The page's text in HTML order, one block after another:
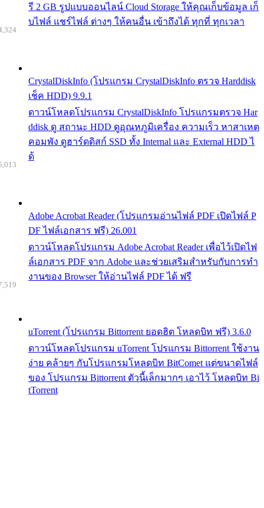
รี 2 GB รูปแบบออนไลน์ Cloud Storage ให้คุณเก็บข้อมูล เก็
บไฟล์ แชร์ไฟล์ ต่างๆ ให้คนอื่น เข้าถึงได้ ทุกที่ ทุกเวลา
CrystalDiskInfo (โปรแกรม CrystalDiskInfo ตรวจ Harddisk
เช็ค HDD) 9.9.1
ดาวน์โหลดโปรแกรม CrystalDiskInfo โปรแกรมตรวจ Har
ddisk ดู สถานะ HDD ดูอุณหภูมิเครื่อง ความเร็ว หาสาเหต
คอมพัง ดูฮาร์ดดิสก์ SSD ทั้ง Internal และ External HDD ไ
ด้
Adobe Acrobat Reader (โปรแกรมอ่านไฟล์ PDF เปิดไฟล์ P
DF ไฟล์เอกสาร ฟรี) 26.001
ดาวน์โหลดโปรแกรม Adobe Acrobat Reader เพื่อไว้เปิดไฟ
ล์เอกสาร PDF จาก Adobe และช่วยเสริมสำหรับกับการทำ
งานของ Browser ให้อ่านไฟล์ PDF ได้ ฟรี
uTorrent (โปรแกรม Bittorrent ยอดฮิต โหลดบิท ฟรี) 3.6.0
ดาวน์โหลดโปรแกรม uTorrent โปรแกรม Bittorrent ใช้งาน
ง่าย คล้ายๆ กับโปรแกรมโหลดบิท BitComet แต่ขนาดไฟล์
ของ โปรแกรม Bittorrent ตัวนี้เล็กมากๆ เอาไว้ โหลดบิท Bi
tTorrent